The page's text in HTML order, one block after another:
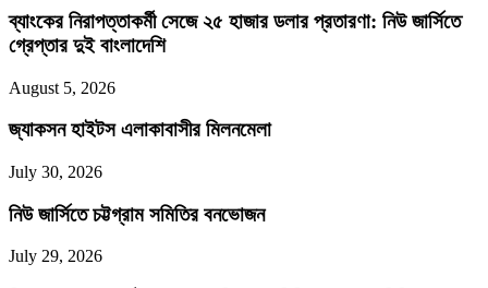
ব্যাংকের নিরাপত্তাকর্মী সেজে ২৫ হাজার ডলার প্রতারণা: নিউ জার্সিতে
গ্রেপ্তার দুই বাংলাদেশি
August 5, 2026
জ্যাকসন হাইটস এলাকাবাসীর মিলনমেলা
July 30, 2026
নিউ জার্সিতে চট্টগ্রাম সমিতির বনভোজন
July 29, 2026